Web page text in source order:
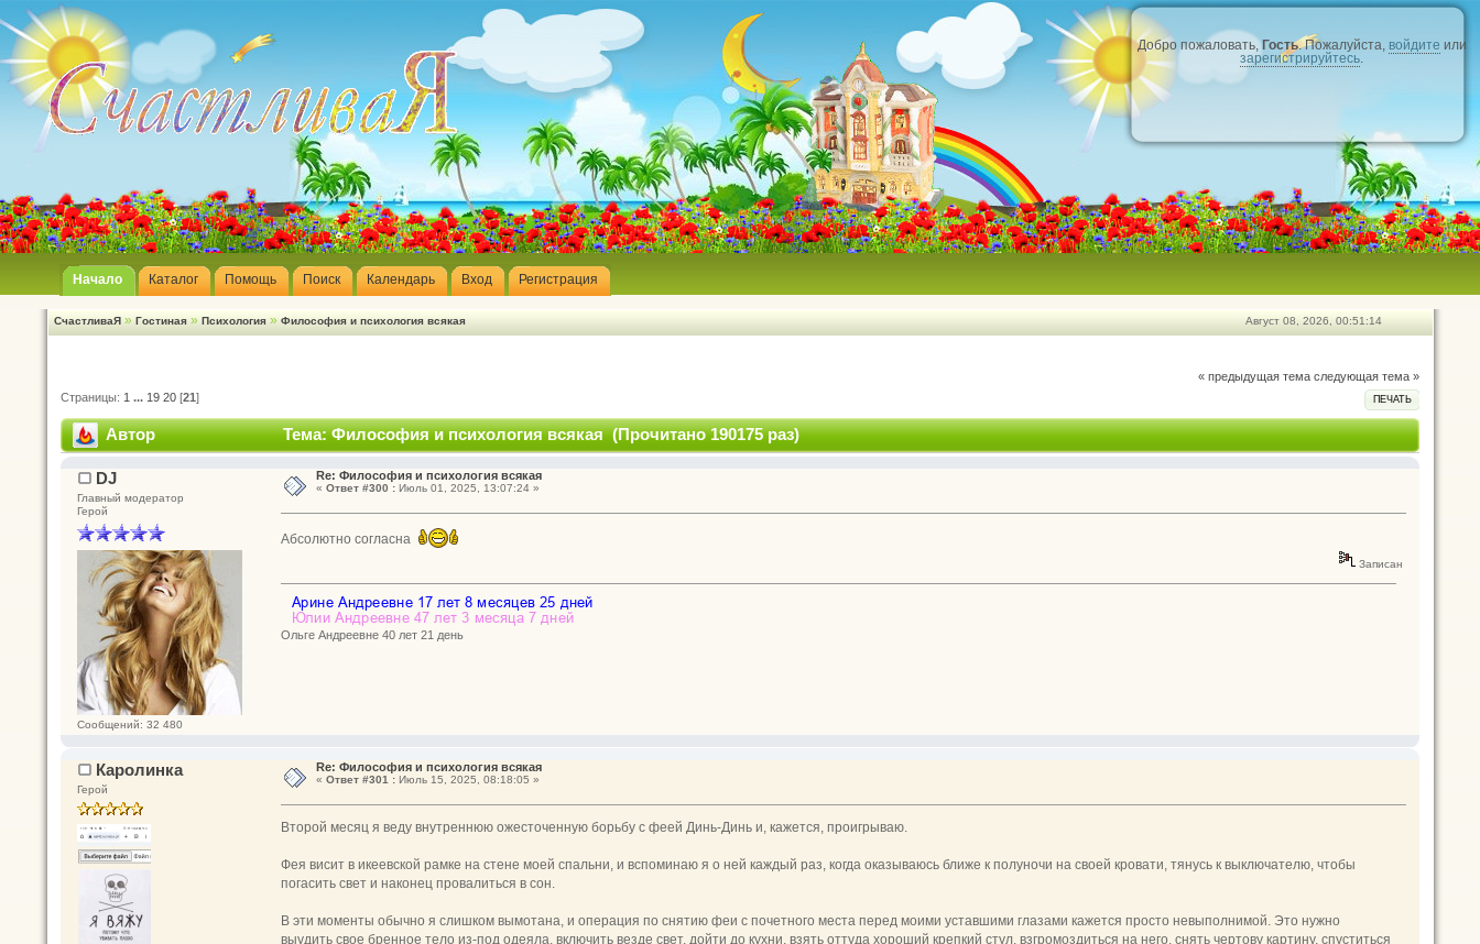
Добро пожаловать,Гость. Пожалуйста, войдите или
зарегистрируйтесь.
Начало Каталог Помощь Поиск Календарь Вход Регистрация
Август 08, 2026, 00:51:14
СчастливаЯ » Гостиная » Психология » Философия и психология всякая
« предыдущая тема следующая тема »
ПЕЧАТЬ
Страницы: 1 ... 19 20 [21]
Автор Тема: Философия и психология всякая (Прочитано 190175 раз)
DJ
Главный модератор
Герой
Сообщений: 32 480
Re: Философия и психология всякая
« Ответ #300 :Июль 01, 2025, 13:07:24 »
Абсолютно согласна
Записан
Ольге Андреевне 40 лет 21 день
Каролинка
Герой
Re: Философия и психология всякая
« Ответ #301 :Июль 15, 2025, 08:18:05 »
Второй месяц я веду внутреннюю ожесточенную борьбу с феей Динь-Динь и, кажется, проигрываю.
Фея висит в икеевской рамке на стене моей спальни, и вспоминаю я о ней каждый раз, когда оказываюсь ближе к полуночи на своей кровати, тянусь к выключателю, чтобы
погасить свет и наконец провалиться в сон.
В эти моменты обычно я слишком вымотана, и операция по снятию феи с почетного места перед моими уставшими глазами кажется просто невыполнимой. Это нужно
выудить свое бренное тело из-под одеяла, включить везде свет, дойти до кухни, взять оттуда хороший крепкий стул, взгромоздиться на него, снять чертову картину, спуститься